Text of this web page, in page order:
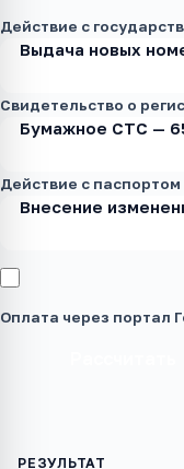
Действие с
Свидетельство о
Действие с
Оплата через портал